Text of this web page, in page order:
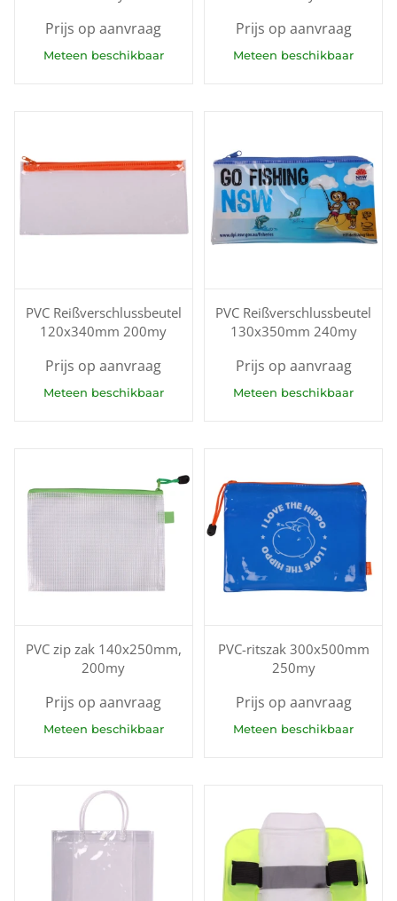
Prijs op aanvraag
Meteen beschikbaar
Prijs op aanvraag
Meteen beschikbaar
PVC Reißverschlussbeutel
120x340mm 200my
Prijs op aanvraag
Meteen beschikbaar
PVC Reißverschlussbeutel
130x350mm 240my
Prijs op aanvraag
Meteen beschikbaar
PVC zip zak 140x250mm,
200my
Prijs op aanvraag
Meteen beschikbaar
PVC-ritszak 300x500mm
250my
Prijs op aanvraag
Meteen beschikbaar